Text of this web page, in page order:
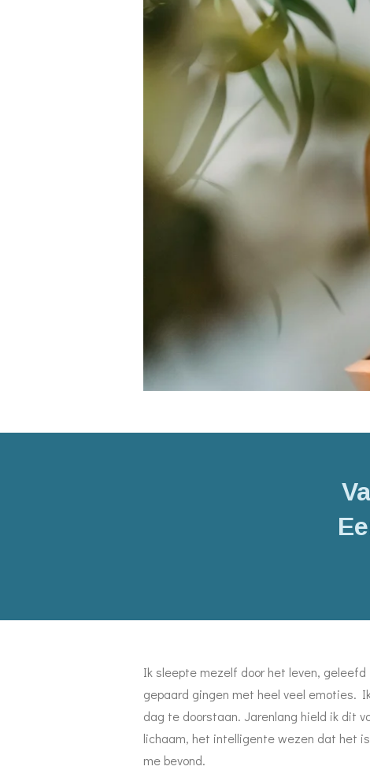
Ik sleepte mezelf door het leven,
gepaard gingen met heel veel emoties.
dag te doorstaan. Jarenlang hield ik dit
lichaam, het intelligente wezen dat het
me bevond.